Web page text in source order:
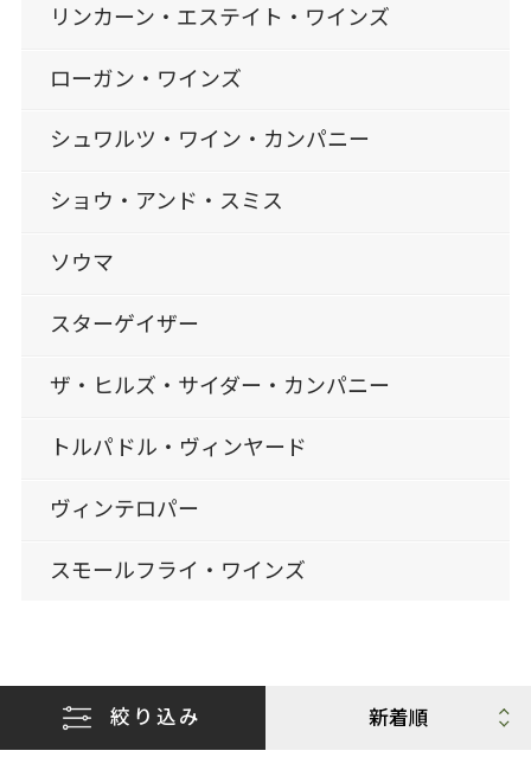
リンカーン・エステイト・ワインズ
ローガン・ワインズ
シュワルツ・ワイン・カンパニー
ショウ・アンド・スミス
ソウマ
スターゲイザー
ザ・ヒルズ・サイダー・カンパニー
トルパドル・ヴィンヤード
ヴィンテロパー
スモールフライ・ワインズ
絞り込み